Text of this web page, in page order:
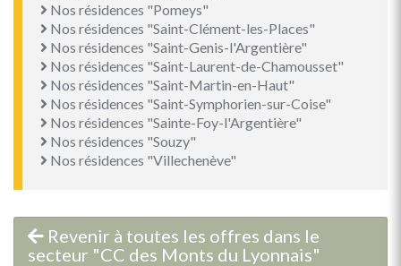
Nos résidences "Pomeys"
Nos résidences "Saint-Clément-les-Places"
Nos résidences "Saint-Genis-l'Argentière"
Nos résidences "Saint-Laurent-de-Chamousset"
Nos résidences "Saint-Martin-en-Haut"
Nos résidences "Saint-Symphorien-sur-Coise"
Nos résidences "Sainte-Foy-l'Argentière"
Nos résidences "Souzy"
Nos résidences "Villechenève"
Revenir à toutes les offres dans le
secteur "CC des Monts du Lyonnais"